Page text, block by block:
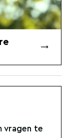
vragen te